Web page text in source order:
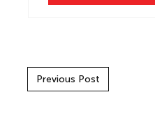
Post navigation
Previous Post